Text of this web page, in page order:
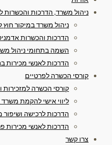
ניהול משרד, הדרכות והכשרות
ניהול משרד במיקור
הדרכות והכשרות
השמה בתחומי ניהול
הדרכות לאנשי מכירות
קורסי הכשרה לפרטיים
קורסי הכשרה למזכירות
ליווי אישי להקמת משרד
הדרכות לרכישה ושיפור
הדרכות לאנשי מכירות
צרו קשר